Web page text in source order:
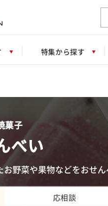
特集から探す
菓子
べい
お野菜や果物などをおせ
応相談